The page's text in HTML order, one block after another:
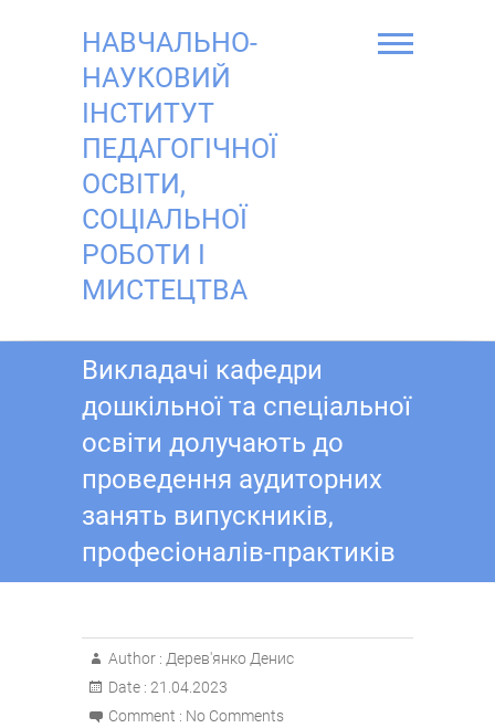
НАВЧАЛЬНО-
НАУКОВИЙ
ІНСТИТУТ
ПЕДАГОГІЧНОЇ
ОСВІТИ,
СОЦІАЛЬНОЇ
РОБОТИ І
МИСТЕЦТВА
Викладачі кафедри
дошкільної та спеціальної
освіти долучають до
проведення аудиторних
занять випускників,
професіоналів-практиків
Author : Дерев'янко Денис
Date : 21.04.2023
Comment : No Comments